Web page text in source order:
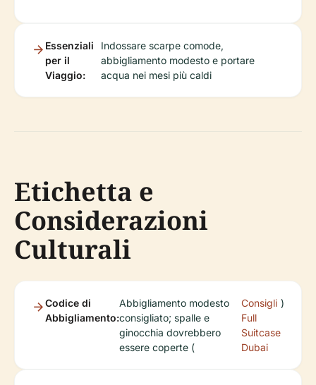
Essenziali
per il
Viaggio:
Indossare scarpe comode,
abbigliamento modesto e portare
acqua nei mesi più caldi
Etichetta e
Considerazioni
Culturali
Codice di
Abbigliamento:
Abbigliamento modesto
consigliato; spalle e
ginocchia dovrebbero
essere coperte (
Consigli
Full
Suitcase
Dubai
)